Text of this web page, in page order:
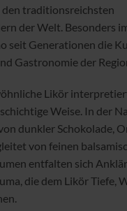
den traditionsreichsten
der Welt. Besonders
seit Generationen die
Gastronomie der
Likör
Weise. In der
dunkler Schokolade,
von feinen
entfalten sich
die dem Likör Tiefe,